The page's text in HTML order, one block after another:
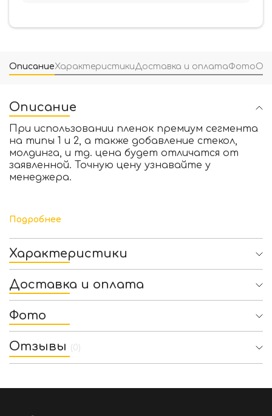
ОписаниеХарактеристикиДоставка и оплатаФото
Описание
При использовании пленок премиум сегмента
на типы 1 и 2, а также добавление стекол,
молдинга, и тд. цена будет отличатся от
заявленной. Точную цену узнавайте у
менеджера.
Подробнее
Характеристики
Доставка и оплата
Фото
Отзывы (0)